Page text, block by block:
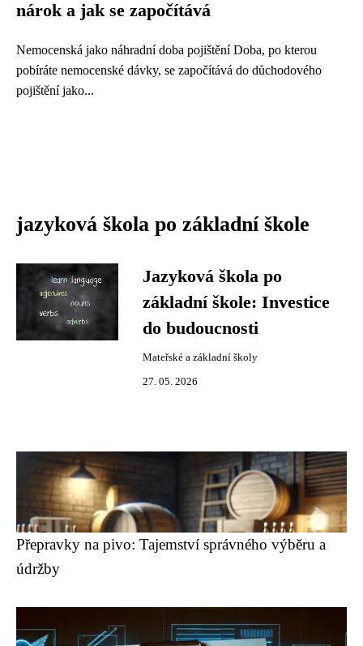
nárok a jak se započítává
Nemocenská jako náhradní doba pojištění Doba, po kterou
pobíráte nemocenské dávky, se započítává do důchodového
pojištění jako...
jazyková škola po základní škole
Jazyková škola po
základní škole: Investice
do budoucnosti
Mateřské a základní školy
27. 05. 2026
Přepravky na pivo: Tajemství správného výběru a
údržby